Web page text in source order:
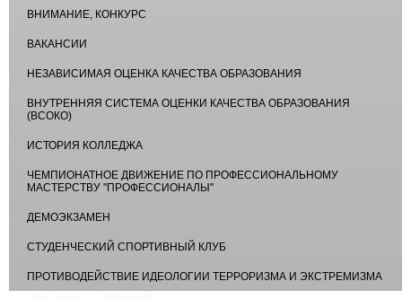
ВНИМАНИЕ, КОНКУРС
ВАКАНСИИ
НЕЗАВИСИМАЯ ОЦЕНКА КАЧЕСТВА ОБРАЗОВАНИЯ
ВНУТРЕННЯЯ СИСТЕМА ОЦЕНКИ КАЧЕСТВА ОБРАЗОВАНИЯ
(ВСОКО)
ИСТОРИЯ КОЛЛЕДЖА
ЧЕМПИОНАТНОЕ ДВИЖЕНИЕ ПО ПРОФЕССИОНАЛЬНОМУ
МАСТЕРСТВУ "ПРОФЕССИОНАЛЫ"
ДЕМОЭКЗАМЕН
СТУДЕНЧЕСКИЙ СПОРТИВНЫЙ КЛУБ
ПРОТИВОДЕЙСТВИЕ ИДЕОЛОГИИ ТЕРРОРИЗМА И ЭКСТРЕМИЗМА